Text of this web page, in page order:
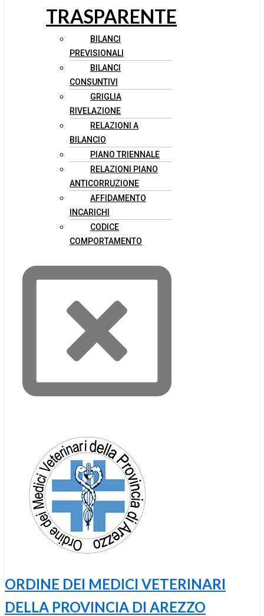
TRASPARENTE
BILANCI
PREVISIONALI
BILANCI
CONSUNTIVI
GRIGLIA
RIVELAZIONE
RELAZIONI A
BILANCIO
PIANO TRIENNALE
RELAZIONI PIANO
ANTICORRUZIONE
AFFIDAMENTO
INCARICHI
CODICE
COMPORTAMENTO
ORDINE DEI MEDICI VETERINARI
DELLA PROVINCIA DI AREZZO